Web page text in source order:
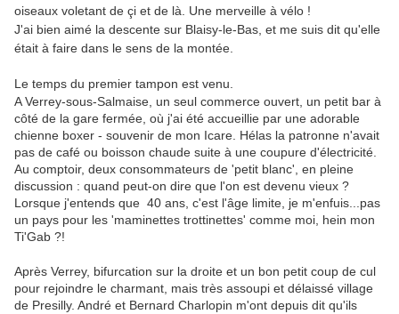
oiseaux voletant de çi et de là. Une merveille à vélo !
J'ai bien aimé la descente sur Blaisy-le-Bas, et me suis dit qu'elle
était à faire dans le sens de la montée.
Le temps du premier tampon est venu.
A Verrey-sous-Salmaise, un seul commerce ouvert, un petit bar à
côté de la gare fermée, où j'ai été accueillie par une adorable
chienne boxer - souvenir de mon Icare. Hélas la patronne n'avait
pas de café ou boisson chaude suite à une coupure d'électricité.
Au comptoir, deux consommateurs de 'petit blanc', en pleine
discussion : quand peut-on dire que l'on est devenu vieux ?
Lorsque j'entends que 40 ans, c'est l'âge limite, je m'enfuis...pas
un pays pour les 'maminettes trottinettes' comme moi, hein mon
Ti'Gab ?!
Après Verrey, bifurcation sur la droite et un bon petit coup de cul
pour rejoindre le charmant, mais très assoupi et délaissé village
de Presilly. André et Bernard Charlopin m'ont depuis dit qu'ils